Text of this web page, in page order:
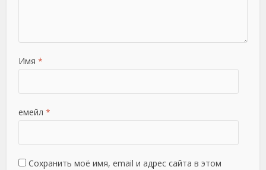
Имя *
емейл *
Сохранить моё имя, email и адрес сайта в этом